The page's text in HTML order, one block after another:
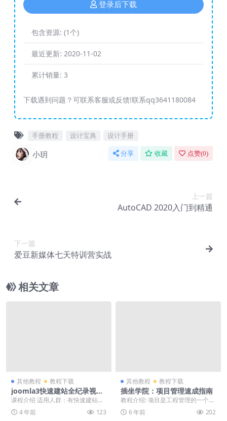
登录后下载
包含资源: (1个)
最近更新: 2020-11-02
累计销量: 3
下载遇到问题？可联系客服或反馈!联系qq3641180084
手册教程 设计宝典 设计手册
小玥 分享 收藏 点赞(0)
上一篇
AutoCAD 2020入门到精通
下一篇
爱豆新媒体七天特训营实战
相关文章
其他教程 教程下载
joomla3快速建站全纪录视频
课
课程介绍 适用人群：有快速建站需
求的人，joomla初学者，web爱好
者，大学生...
4 年前 123
其他教程 教程下载
插坐学院：项目管理速成指南
教程介绍: 项目是工程管理的一个分
支学科，指在项目活动中运用专门
的知识、技能、工...
6 年前 202